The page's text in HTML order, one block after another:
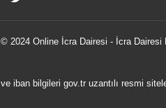
© 2024 Online İcra Dairesi - İcra Dairesi
ve iban bilgileri gov.tr uzantılı resmi